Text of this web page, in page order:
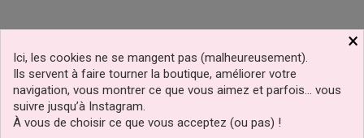
nouveau
×
Ici, les cookies ne se mangent pas (malheureusement).
Ils servent à faire tourner la boutique, améliorer votre
navigation, vous montrer ce que vous aimez et parfois… vous
suivre jusqu’à Instagram.
À vous de choisir ce que vous acceptez (ou pas) !